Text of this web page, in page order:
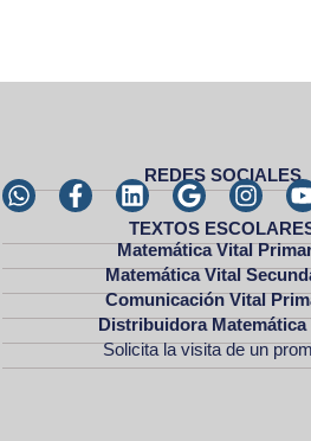
REDES SOCIALES
TEXTOS
Matemática Vital
Matemática Vital
Comunicación Vital
Distribuidora Matemática
Solicita la visita de un